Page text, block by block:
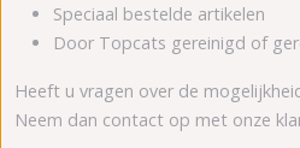
Speciaal bestelde artikelen
Door Topcats gereinigd of
Heeft u vragen over de
Neem dan contact op met onze